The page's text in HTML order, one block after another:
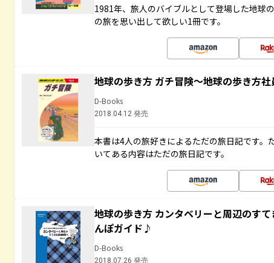
1981年、旅人のバイブルとして登場した地
の旅を思い出して欲しい1冊です。
地球の歩き方 ガチ冒険～地球の歩き方
D-Books
2018.04.12 発売
本書は4人の旅好きによるただの旅日記です
いてある内容はただの旅日記です。
地球の歩き方 カンタベリーと周辺のす
んぽガイド♪
D-Books
2018.07.26 発売